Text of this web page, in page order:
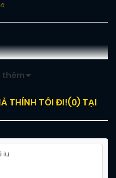
thêm
THÍNH TÔI ĐI!(0) TẠI